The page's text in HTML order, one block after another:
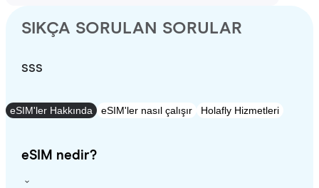
SIKÇA SORULAN SORULAR
SSS
eSIM'ler Hakkında eSIM'ler nasıl çalışır Holafly Hizmetleri
eSIM nedir?